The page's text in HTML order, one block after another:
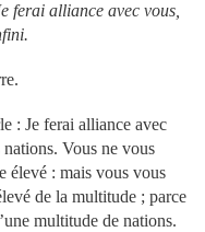
ferai alliance avec vous,
: Je ferai alliance avec
Vous ne vous
élevé : mais vous vous
de la multitude ; parce
multitude de nations.